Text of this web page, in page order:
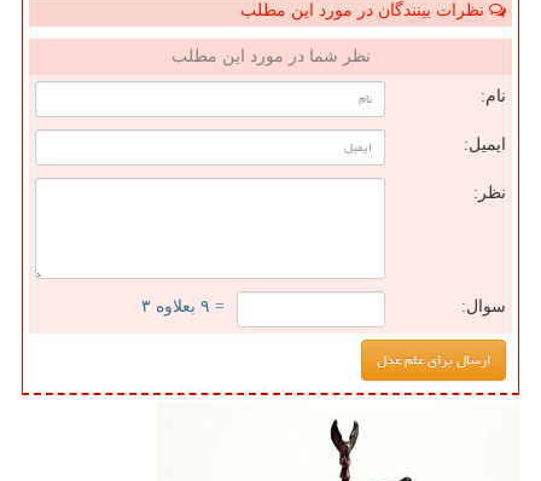
نظرات بینندگان در مورد این مطلب
نظر شما در مورد این مطلب
نام:
ایمیل:
نظر:
سوال: = ۹ بعلاوه ۳